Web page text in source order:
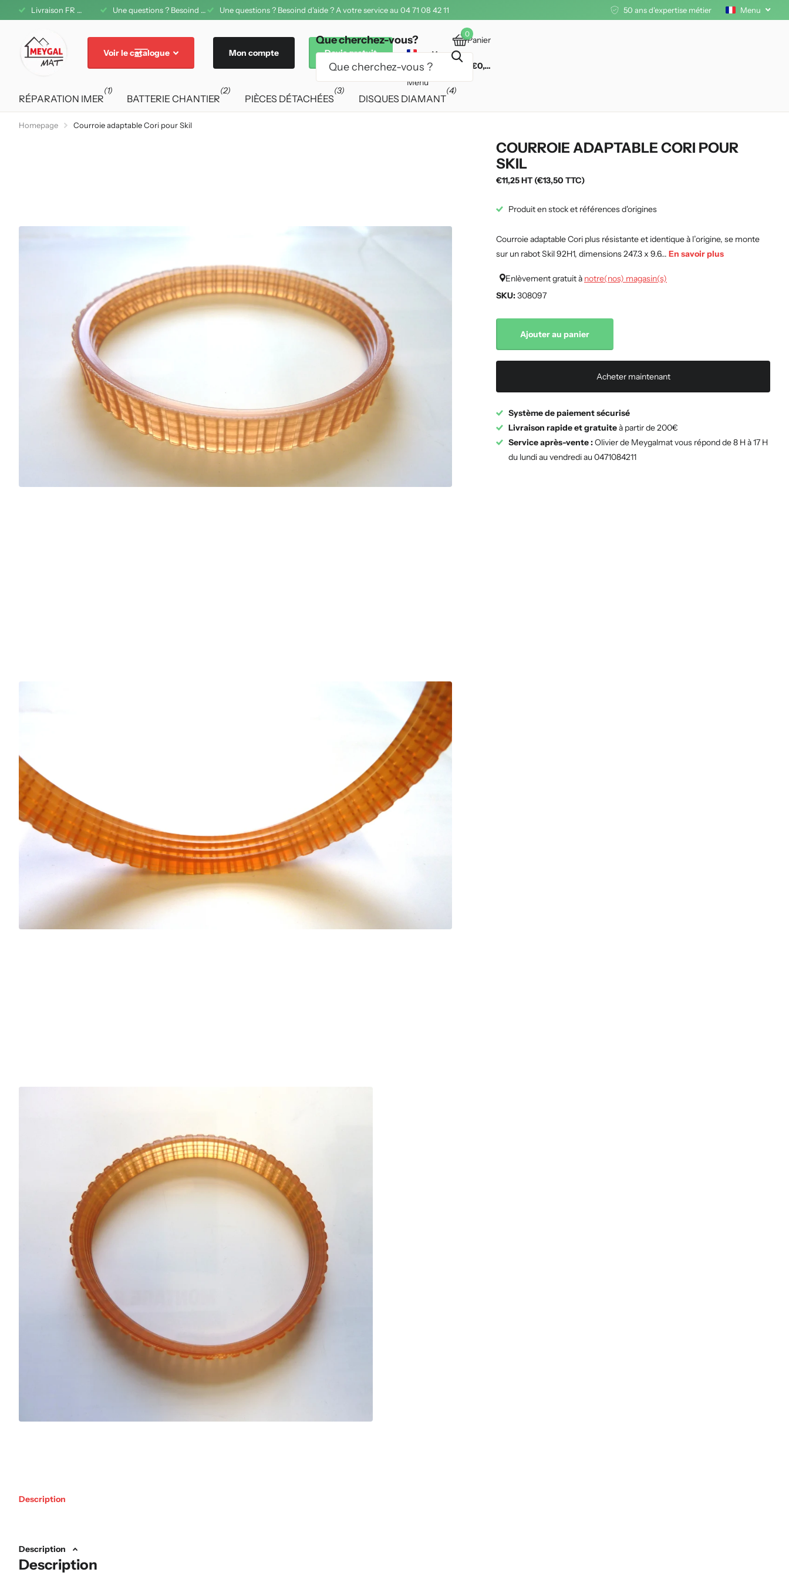
Livraison FR offerte dès 200€ d'achat Une questions ? Besoind d'aide ? A votre service au 04 71 08 42 11
08 42 11 Livraison FR offerte dès 200€ d'achat 50 ans d'expertise métier Menu
Voir le catalogue
Que cherchez-vous?
Mon compte Devis gratuit
Menu
Panier
0
€0,00
RÉPARATION IMER
(1)
BATTERIE CHANTIER
(2)
PIÈCES DÉTACHÉES
(3)
DISQUES DIAMANT
(4)
Homepage Courroie adaptable Cori pour Skil
Description
Description
Description
COURROIE ADAPTABLE CORI POUR
SKIL
€11,25 HT (€13,50 TTC)
Produit en stock et références d'origines
Courroie adaptable Cori plus résistante et identique à l’origine, se monte
sur un rabot Skil 92H1, dimensions 247.3 x 9.6... En savoir plus
Enlèvement gratuit à notre(nos) magasin(s)
SKU:308097
Ajouter au panier
Acheter maintenant
Système de paiement sécurisé
Livraison rapide et gratuiteà partir de 200€
Service après-vente :Olivier de Meygalmat vous répond de 8 H à 17 H
du lundi au vendredi au 0471084211